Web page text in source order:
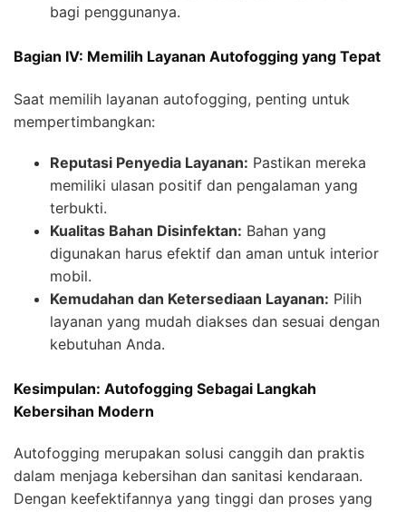
bagi penggunanya.
Bagian IV: Memilih Layanan Autofogging yang Tepat
Saat memilih layanan autofogging, penting untuk
mempertimbangkan:
Reputasi Penyedia Layanan: Pastikan mereka
memiliki ulasan positif dan pengalaman yang
terbukti.
Kualitas Bahan Disinfektan: Bahan yang
digunakan harus efektif dan aman untuk interior
mobil.
Kemudahan dan Ketersediaan Layanan: Pilih
layanan yang mudah diakses dan sesuai dengan
kebutuhan Anda.
Kesimpulan: Autofogging Sebagai Langkah
Kebersihan Modern
Autofogging merupakan solusi canggih dan praktis
dalam menjaga kebersihan dan sanitasi kendaraan.
Dengan keefektifannya yang tinggi dan proses yang